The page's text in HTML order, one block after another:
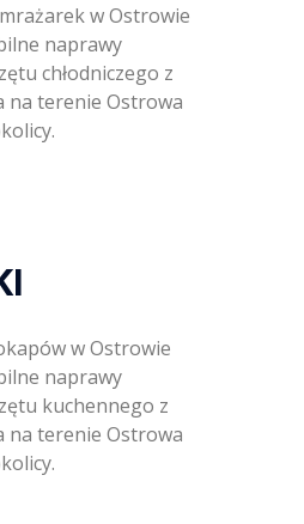
w Ostrowie
naprawy
chłodniczego z
na terenie Ostrowa
w Ostrowie
naprawy
kuchennego z
na terenie Ostrowa